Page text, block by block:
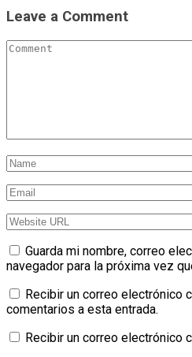
Leave a Comment
Guarda mi nombre, correo
navegador para la próxima vez
Recibir un correo electrónico
comentarios a esta entrada.
Recibir un correo electrónico